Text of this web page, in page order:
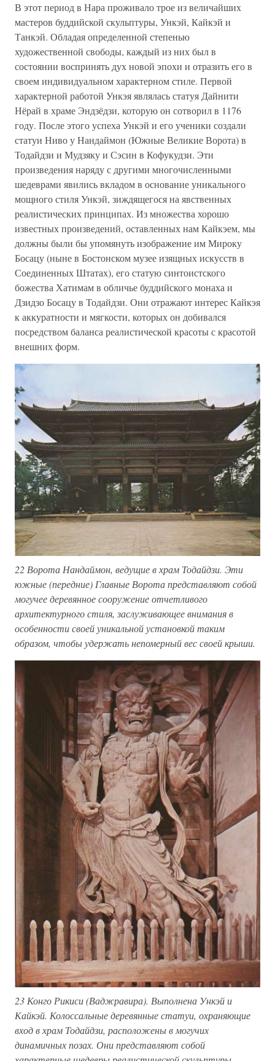
В этот период в Нара проживало трое из величайших
мастеров буддийской скульптуры, Ункэй, Кайкэй и
Танкэй. Обладая определенной степенью
художественной свободы, каждый из них был в
состоянии воспринять дух новой эпохи и отразить его в
своем индивидуальном характерном стиле. Первой
характерной работой Ункэя являлась статуя Дайнити
Нёрай в храме Эндзёдзи, которую он сотворил в 1176
году. После этого успеха Ункэй и его ученики создали
статуи Ниво у Нандаймон (Южные Великие Ворота) в
Тодайдзи и Мудзяку и Сэсин в Кофукудзи. Эти
произведения наряду с другими многочисленными
шедеврами явились вкладом в основание уникального
мощного стиля Ункэй, зиждящегося на явственных
реалистических принципах. Из множества хорошо
известных произведений, оставленных нам Кайкэем, мы
должны были бы упомянуть изображение им Мироку
Босацу (ныне в Бостонском музее изящных искусств в
Соединенных Штатах), его статую синтоистского
божества Хатимам в обличье буддийского монаха и
Дзидзо Босацу в Тодайдзи. Они отражают интерес Кайкэя
к аккуратности и мягкости, которых он добивался
посредством баланса реалистической красоты с красотой
внешних форм.
22 Ворота Нандаймон, ведущие в храм Тодайдзи. Эти
южные (передние) Главные Ворота представляют собой
могучее деревянное сооружение отчетливого
архитектурного стиля, заслуживающее внимания в
особенности своей уникальной установкой таким
образом, чтобы удержать непомерный вес своей крыши.
23 Конго Рикиси (Ваджравира). Выполнена Ункэй и
Кайкэй. Колоссальные деревянные статуи, охраняющие
вход в храм Тодайдзи, расположены в могучих
динамичных позах. Они представляют собой